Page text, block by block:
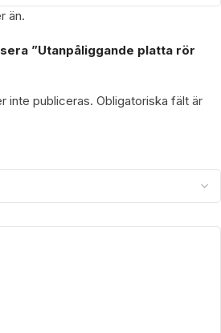
än.
”Utanpåliggande platta rör
inte publiceras. Obligatoriska fält är